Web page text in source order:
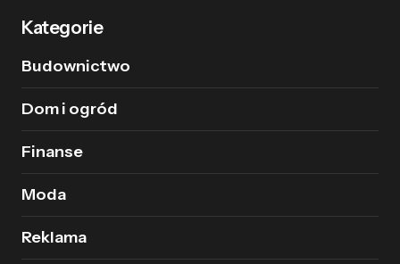
Kategorie
Budownictwo
Dom i ogród
Finanse
Moda
Reklama